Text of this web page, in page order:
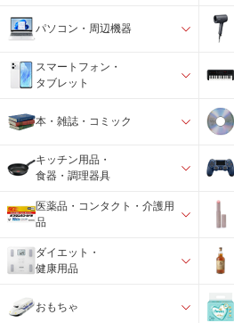
パソコン・周辺機器
スマートフォン・
タブレット
本・雑誌・コミック
キッチン用品・
食器・調理器具
医薬品・コンタクト・介護用
品
ダイエット・
健康用品
おもちゃ